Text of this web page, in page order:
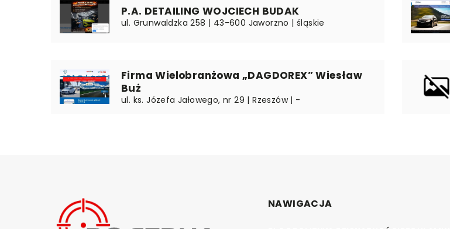
P.A. DETAILING WOJCIECH BUDAK
ul. Grunwaldzka 258 | 43-600 Jaworzno | śląskie
Firma Wielobranżowa „DAGDOREX” Wiesław
Buż
ul. ks. Józefa Jałowego, nr 29 | Rzeszów | -
NAWIGACJA